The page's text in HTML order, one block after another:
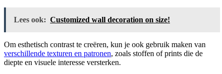
Lees ook: Customized wall decoration on size!
Om esthetisch contrast te creëren, kun je ook gebruik maken van
verschillende texturen en patronen, zoals stoffen of prints die de
diepte en visuele interesse versterken.